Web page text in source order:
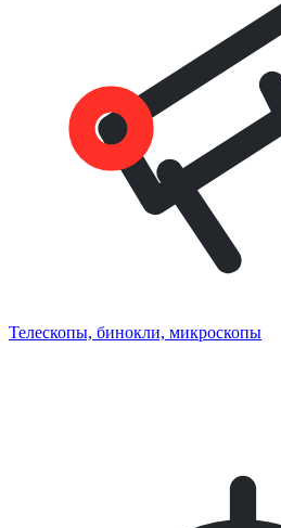
Телескопы, бинокли, микроскопы